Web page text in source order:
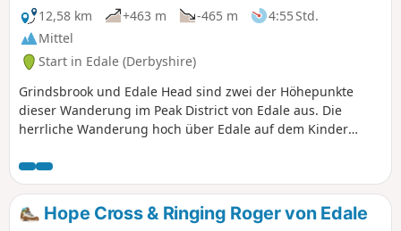
12,58 km
+463 m -465 m
4:55 Std.
Mittel
Start in Edale (Derbyshire)
Grindsbrook und Edale Head sind zwei der Höhepunkte
dieser Wanderung im Peak District von Edale aus. Die
herrliche Wanderung hoch über Edale auf dem Kinder
diesen Teil von Derbyshire. Wählen Sie einen guten Tag für
diese Route, da schlechtes Wetter die Orientierung
erschwert.
Hope Cross & Ringing Roger von Edale